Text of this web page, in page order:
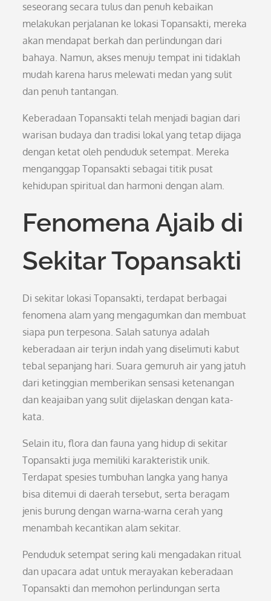
seseorang secara tulus dan penuh kebaikan
melakukan perjalanan ke lokasi Topansakti, mereka
akan mendapat berkah dan perlindungan dari
bahaya. Namun, akses menuju tempat ini tidaklah
mudah karena harus melewati medan yang sulit
dan penuh tantangan.
Keberadaan Topansakti telah menjadi bagian dari
warisan budaya dan tradisi lokal yang tetap dijaga
dengan ketat oleh penduduk setempat. Mereka
menganggap Topansakti sebagai titik pusat
kehidupan spiritual dan harmoni dengan alam.
Fenomena Ajaib di
Sekitar Topansakti
Di sekitar lokasi Topansakti, terdapat berbagai
fenomena alam yang mengagumkan dan membuat
siapa pun terpesona. Salah satunya adalah
keberadaan air terjun indah yang diselimuti kabut
tebal sepanjang hari. Suara gemuruh air yang jatuh
dari ketinggian memberikan sensasi ketenangan
dan keajaiban yang sulit dijelaskan dengan kata-
kata.
Selain itu, flora dan fauna yang hidup di sekitar
Topansakti juga memiliki karakteristik unik.
Terdapat spesies tumbuhan langka yang hanya
bisa ditemui di daerah tersebut, serta beragam
jenis burung dengan warna-warna cerah yang
menambah kecantikan alam sekitar.
Penduduk setempat sering kali mengadakan ritual
dan upacara adat untuk merayakan keberadaan
Topansakti dan memohon perlindungan serta